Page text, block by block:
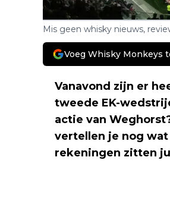
Mis geen whisky nieuws,
Voeg Whisky Monkeys
Vanavond zijn er
tweede EK-
actie van
vertellen je nog wat
rekeningen zitten